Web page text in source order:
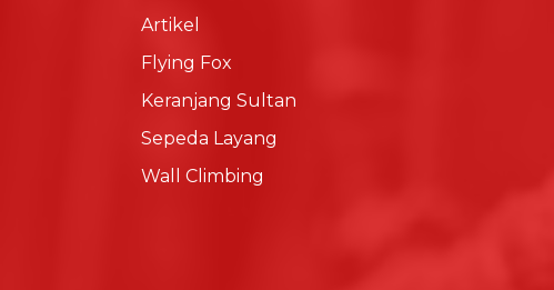
Artikel
Flying Fox
Keranjang Sultan
Sepeda Layang
Wall Climbing